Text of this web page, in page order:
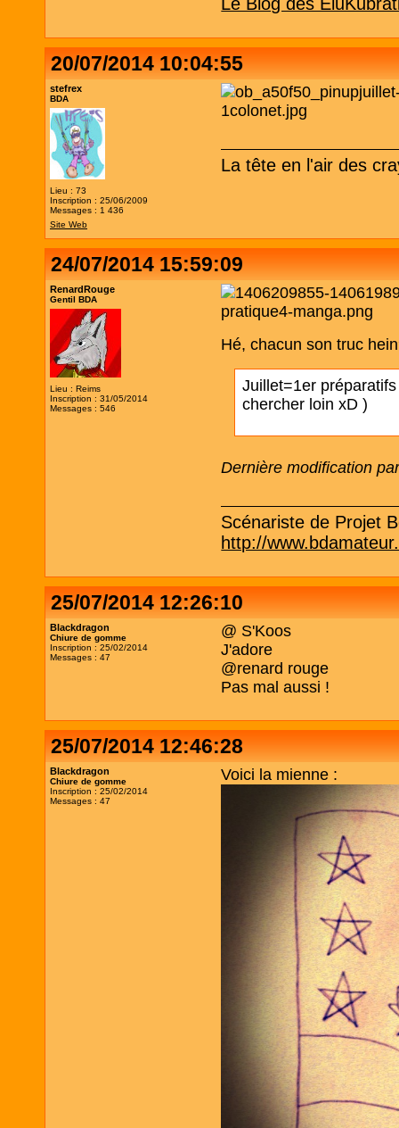
20/07/2014 10:04:55
stefrex
BDA
Lieu : 73
Inscription : 25/06/2009
Messages : 1 436
Site Web
La tête en l'air des
24/07/2014 15:59:09
RenardRouge
Gentil BDA
Lieu : Reims
Inscription : 31/05/2014
Messages : 546
Hé, chacun son truc
Juillet=1er
chercher loin xD )
Dernière modification
Scénariste de Projet
http://
25/07/2014 12:26:10
Blackdragon
Chiure de gomme
Inscription : 25/02/2014
Messages : 47
@ S'Koos
J'adore
@renard rouge
Pas mal aussi !
25/07/2014 12:46:28
Blackdragon
Chiure de gomme
Inscription : 25/02/2014
Messages : 47
Voici la mienne :